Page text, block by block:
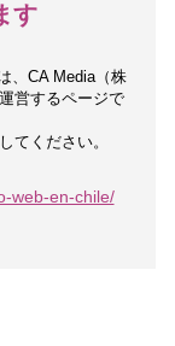
す
、 CA Media（株
営するページで
てください。
web-en-chile/